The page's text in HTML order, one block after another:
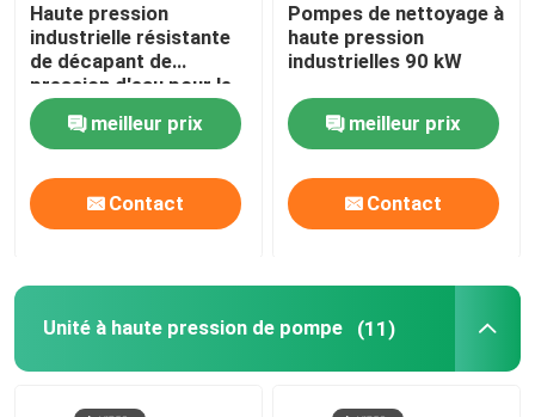
Haute pression
industrielle résistante
de décapant de
pression d'eau pour le
nettoyage de tubes
meilleur prix
Contact
Pompes de nettoyage à
haute pression
industrielles 90 kW
meilleur prix
Contact
Unité à haute pression de pompe (11)